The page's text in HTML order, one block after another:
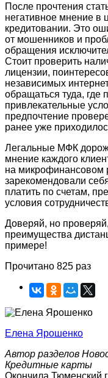
После прочтения
негативное мнение в
кредитовании. Это
от мошенников и
обращения
Стоит проверить
лицензии,
независимых
обращаться туда, где
привлекательные
предпочтение
ранее уже
Легальные МФК
мнение каждого
на микрофинансовом
зарекомендовали
платить по счетам,
условия
Доверяй, но
преимущества
примере!
Прочитано 825 раз
Елена Ярошенко
Автор разделов
Кредитные карты
Окончила Тюменский